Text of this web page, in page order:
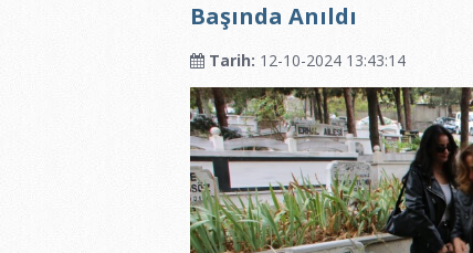
Başında Anıldı
Tarih: 12-10-2024 13:43:14